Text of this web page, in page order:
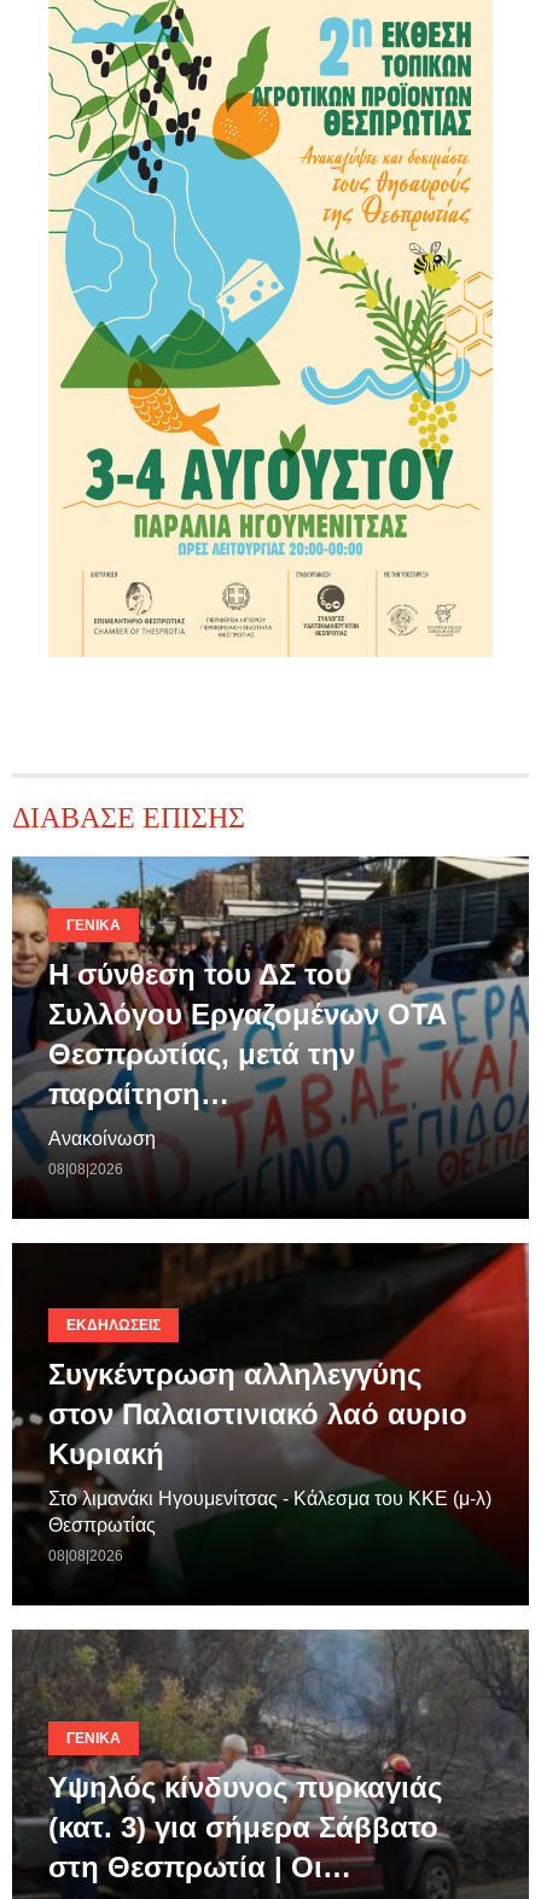
ΔΙΑΒΑΣΕ ΕΠΙΣΗΣ
ΓΕΝΙΚΆ
Η σύνθεση του ΔΣ του
Συλλόγου Εργαζομένων ΟΤΑ
Θεσπρωτίας, μετά την
παραίτηση…
Ανακοίνωση
08|08|2026
ΕΚΔΗΛΏΣΕΙΣ
Συγκέντρωση αλληλεγγύης
στον Παλαιστινιακό λαό αυριο
Κυριακή
Στο λιμανάκι Ηγουμενίτσας - Κάλεσμα του ΚΚΕ (μ-λ)
Θεσπρωτίας
08|08|2026
ΓΕΝΙΚΆ
Υψηλός κίνδυνος πυρκαγιάς
(κατ. 3) για σήμερα Σάββατο
στη Θεσπρωτία | Οι…